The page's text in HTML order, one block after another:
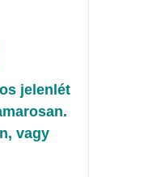
jelenlét
vagy